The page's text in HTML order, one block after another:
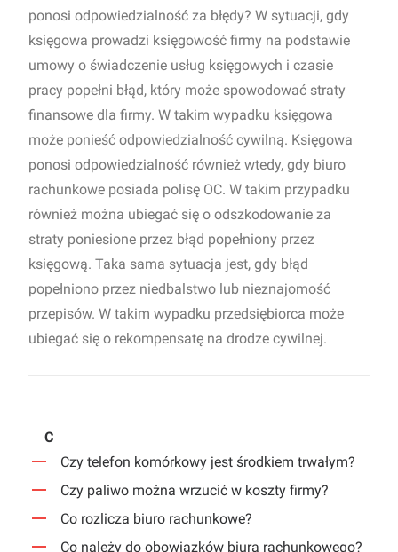
ponosi odpowiedzialność za błędy? W sytuacji, gdy
księgowa prowadzi księgowość firmy na podstawie
umowy o świadczenie usług księgowych i czasie
pracy popełni błąd, który może spowodować straty
finansowe dla firmy. W takim wypadku księgowa
może ponieść odpowiedzialność cywilną. Księgowa
ponosi odpowiedzialność również wtedy, gdy biuro
rachunkowe posiada polisę OC. W takim przypadku
również można ubiegać się o odszkodowanie za
straty poniesione przez błąd popełniony przez
księgową. Taka sama sytuacja jest, gdy błąd
popełniono przez niedbalstwo lub nieznajomość
przepisów. W takim wypadku przedsiębiorca może
ubiegać się o rekompensatę na drodze cywilnej.
C
Czy telefon komórkowy jest środkiem trwałym?
Czy paliwo można wrzucić w koszty firmy?
Co rozlicza biuro rachunkowe?
Co należy do obowiązków biura rachunkowego?